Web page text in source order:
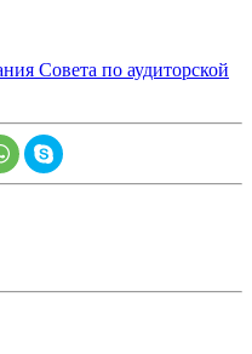
Совета по аудиторской